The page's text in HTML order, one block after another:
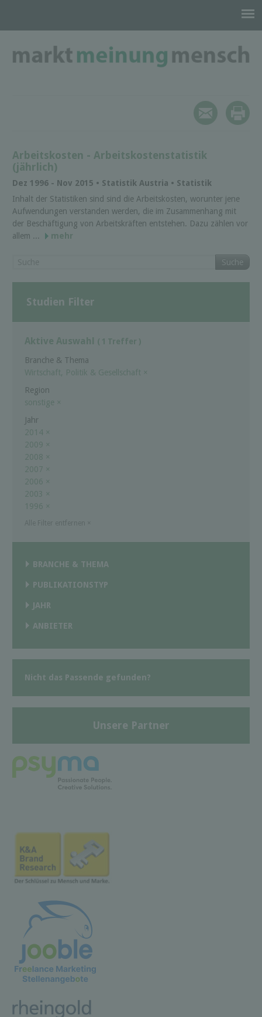
Arbeitskosten - Arbeitskostenstatistik
(jährlich)
Dez 1996 - Nov 2015 • Statistik Austria • Statistik
Inhalt der Statistiken sind sind die Arbeitskosten, worunter jene
Aufwendungen verstanden werden, die im Zusammenhang mit
der Beschäftigung von Arbeitskräften entstehen. Dazu zählen vor
allem ...
mehr
Suche
Studien Filter
Aktive Auswahl ( 1 Treffer )
Branche & Thema
Wirtschaft, Politik & Gesellschaft ×
Region
sonstige ×
Jahr
2014 ×
2009 ×
2008 ×
2007 ×
2006 ×
2003 ×
1996 ×
BRANCHE & THEMA
PUBLIKATIONSTYP
JAHR
ANBIETER
Nicht das Passende gefunden?
Unsere Partner